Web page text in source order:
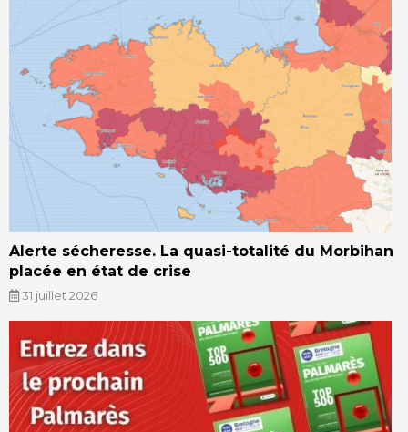
Alerte sécheresse. La quasi-totalité du Morbihan
placée en état de crise
31 juillet 2026